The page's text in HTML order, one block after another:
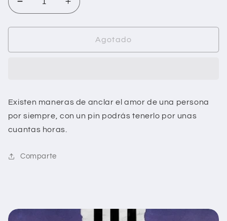
Reducir
cantidad
para
siete
Aumentar
cantidad
para
siete
Agotado
Existen maneras de anclar el amor de una persona
por siempre, con un pin podrás tenerlo por unas
cuantas horas.
Comparte